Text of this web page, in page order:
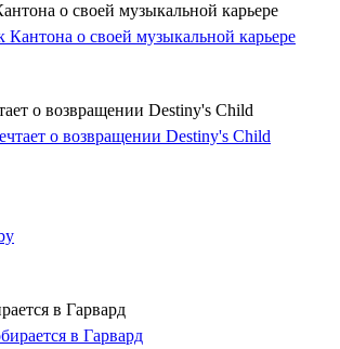
о своей музыкальной карьере
о возвращении Destiny's Child
в Гарвард